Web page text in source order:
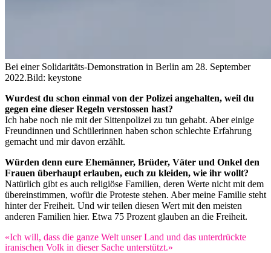
Bei einer Solidaritäts-Demonstration in Berlin am 28. September
2022.Bild: keystone
Wurdest du schon einmal von der Polizei angehalten, weil du
gegen eine dieser Regeln verstossen hast?
Ich habe noch nie mit der Sittenpolizei zu tun gehabt. Aber einige
Freundinnen und Schülerinnen haben schon schlechte Erfahrung
gemacht und mir davon erzählt.
Würden denn eure Ehemänner, Brüder, Väter und Onkel den
Frauen überhaupt erlauben, euch zu kleiden, wie ihr wollt?
Natürlich gibt es auch religiöse Familien, deren Werte nicht mit dem
übereinstimmen, wofür die Proteste stehen. Aber meine Familie steht
hinter der Freiheit. Und wir teilen diesen Wert mit den meisten
anderen Familien hier. Etwa 75 Prozent glauben an die Freiheit.
«Ich will, dass die ganze Welt unser Land und das unterdrückte
iranischen Volk in dieser Sache unterstützt.»